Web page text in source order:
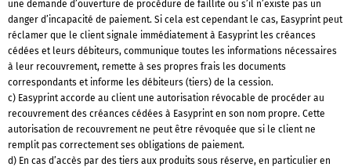
une demande d’ouverture de procédure de faillite ou s’il n’existe pas un
danger d’incapacité de paiement. Si cela est cependant le cas, Easyprint peut
réclamer que le client signale immédiatement à Easyprint les créances
cédées et leurs débiteurs, communique toutes les informations nécessaires
à leur recouvrement, remette à ses propres frais les documents
correspondants et informe les débiteurs (tiers) de la cession.
c) Easyprint accorde au client une autorisation révocable de procéder au
recouvrement des créances cédées à Easyprint en son nom propre. Cette
autorisation de recouvrement ne peut être révoquée que si le client ne
remplit pas correctement ses obligations de paiement.
d) En cas d’accès par des tiers aux produits sous réserve, en particulier en